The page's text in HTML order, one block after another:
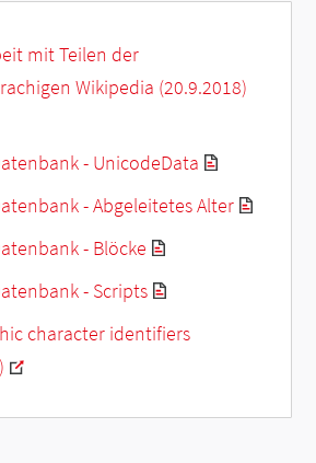
mit Teilen der
Wikipedia (20.9.2018)
- UnicodeData
- Abgeleitetes Alter
- Blöcke
- Scripts
character identifiers